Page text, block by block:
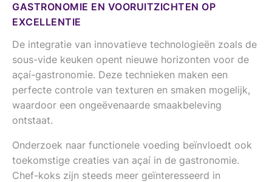
GASTRONOMIE EN VOORUITZICHTEN OP
EXCELLENTIE
De integratie van innovatieve technologieën zoals de
sous-vide keuken opent nieuwe horizonten voor de
açaí-gastronomie. Deze technieken maken een
perfecte controle van texturen en smaken mogelijk,
waardoor een ongeëvenaarde smaakbeleving
ontstaat.
Onderzoek naar functionele voeding beïnvloedt ook
toekomstige creaties van açaí in de gastronomie.
Chef-koks zijn steeds meer geïnteresseerd in